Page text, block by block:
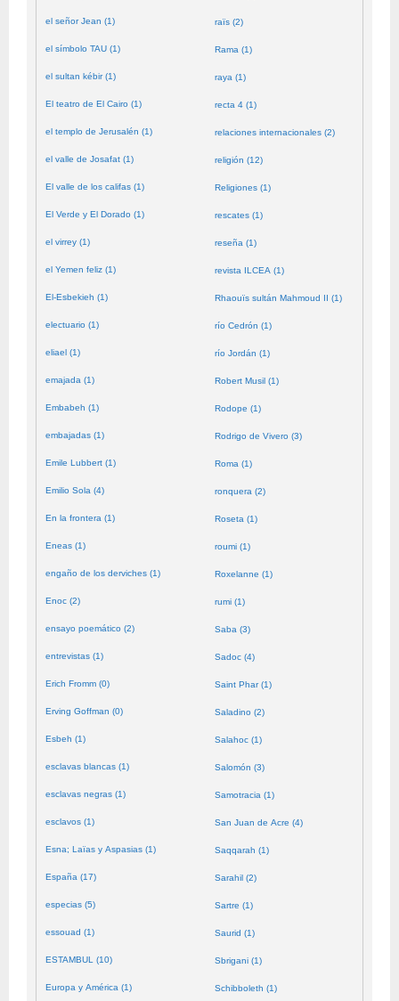
el señor Jean (1)
el símbolo TAU (1)
el sultan kébir (1)
El teatro de El Cairo (1)
el templo de Jerusalén (1)
el valle de Josafat (1)
El valle de los califas (1)
El Verde y El Dorado (1)
el virrey (1)
el Yemen feliz (1)
El-Esbekieh (1)
electuario (1)
eliael (1)
emajada (1)
Embabeh (1)
embajadas (1)
Emile Lubbert (1)
Emilio Sola (4)
En la frontera (1)
Eneas (1)
engaño de los derviches (1)
Enoc (2)
ensayo poemático (2)
entrevistas (1)
Erich Fromm (0)
Erving Goffman (0)
Esbeh (1)
esclavas blancas (1)
esclavas negras (1)
esclavos (1)
Esna; Laïas y Aspasias (1)
España (17)
especias (5)
essouad (1)
ESTAMBUL (10)
Europa y América (1)
raïs (2)
Rama (1)
raya (1)
recta 4 (1)
relaciones internacionales (2)
religión (12)
Religiones (1)
rescates (1)
reseña (1)
revista ILCEA (1)
Rhaouïs sultán Mahmoud II (1)
río Cedrón (1)
río Jordán (1)
Robert Musil (1)
Rodope (1)
Rodrigo de Vivero (3)
Roma (1)
ronquera (2)
Roseta (1)
roumi (1)
Roxelanne (1)
rumi (1)
Saba (3)
Sadoc (4)
Saint Phar (1)
Saladino (2)
Salahoc (1)
Salomón (3)
Samotracia (1)
San Juan de Acre (4)
Saqqarah (1)
Sarahil (2)
Sartre (1)
Saurid (1)
Sbrigani (1)
Schibboleth (1)